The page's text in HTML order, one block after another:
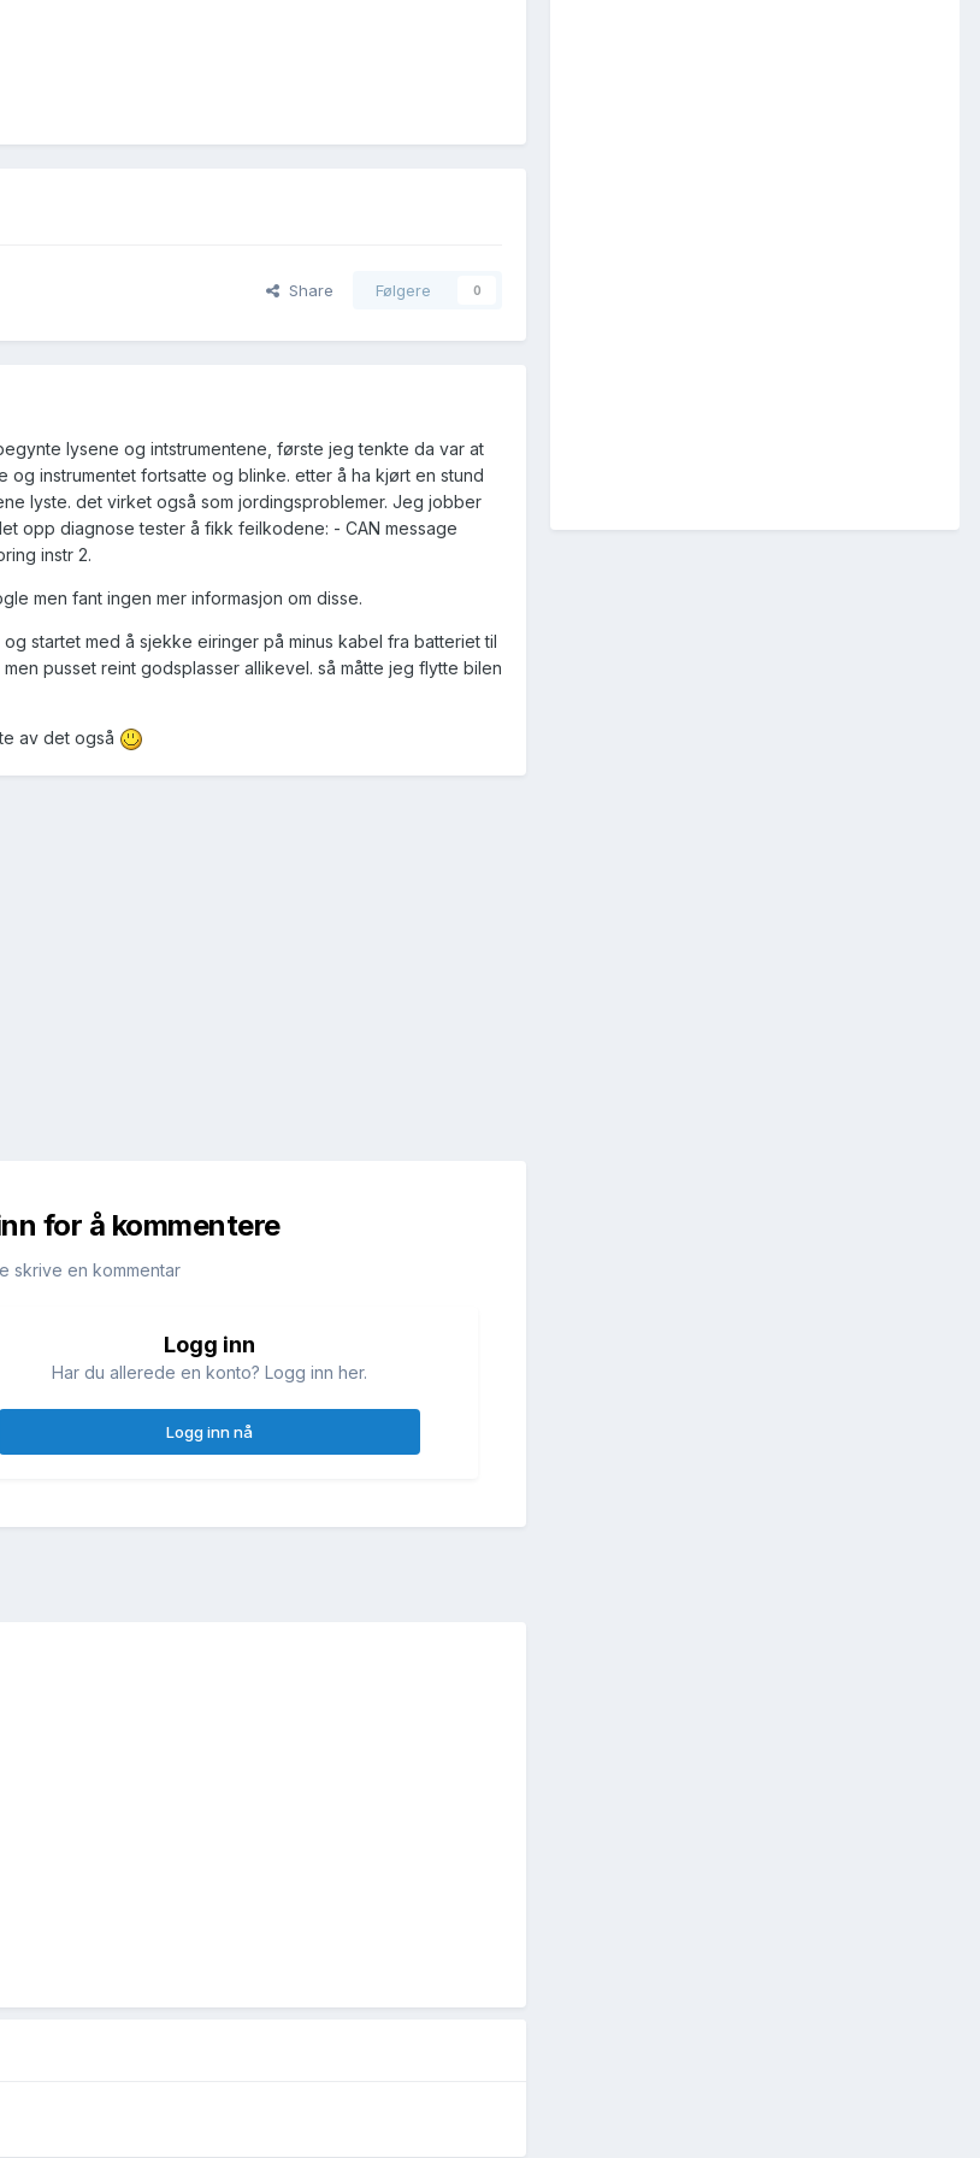
Share Følgere 0
lysene og intstrumentene, første jeg tenkte da var at
og instrumentet fortsatte og blinke. etter å ha kjørt en stund
lyste. det virket også som jordingsproblemer. Jeg jobber
opp diagnose tester å fikk feilkodene: - CAN message
instr 2.
men fant ingen mer informasjon om disse.
startet med å sjekke eiringer på minus kabel fra batteriet til
pusset reint godsplasser allikevel. så måtte jeg flytte bilen
av det også
for å kommentere
skrive en kommentar
Logg inn
Har du allerede en konto? Logg inn her.
Logg inn nå